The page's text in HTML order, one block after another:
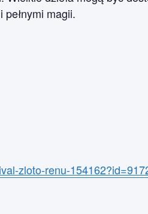
magii.
zloto-renu-